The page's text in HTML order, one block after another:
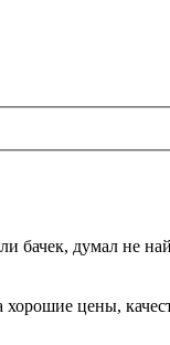
бачек, думал не
цены,